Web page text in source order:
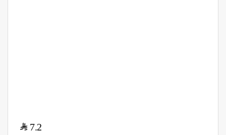
7.2
$